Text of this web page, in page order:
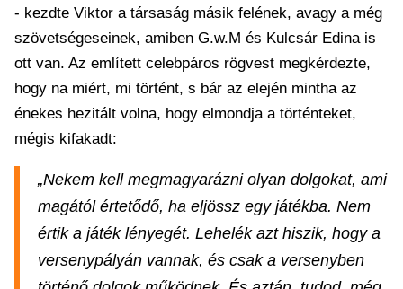
- kezdte Viktor a társaság másik felének, avagy a még
szövetségeseinek, amiben G.w.M és Kulcsár Edina is
ott van. Az említett celebpáros rögvest megkérdezte,
hogy na miért, mi történt, s bár az elején mintha az
énekes hezitált volna, hogy elmondja a történteket,
mégis kifakadt:
„Nekem kell megmagyarázni olyan dolgokat, ami
magától értetődő, ha eljössz egy játékba. Nem
értik a játék lényegét. Lehelék azt hiszik, hogy a
versenypályán vannak, és csak a versenyben